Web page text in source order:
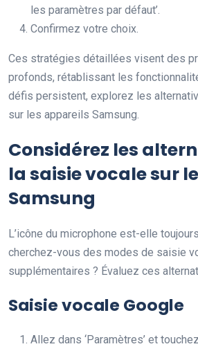
les paramètres par défaut’.
Confirmez votre choix.
Ces stratégies détaillées visent des
profonds, rétablissant les
défis persistent, explorez les
sur les appareils Samsung.
Considérez les
la saisie vocale sur
Samsung
L’icône du microphone est-elle
cherchez-vous des modes de saisie
supplémentaires ? Évaluez ces
Saisie vocale Google
Allez dans ‘Paramètres’ et